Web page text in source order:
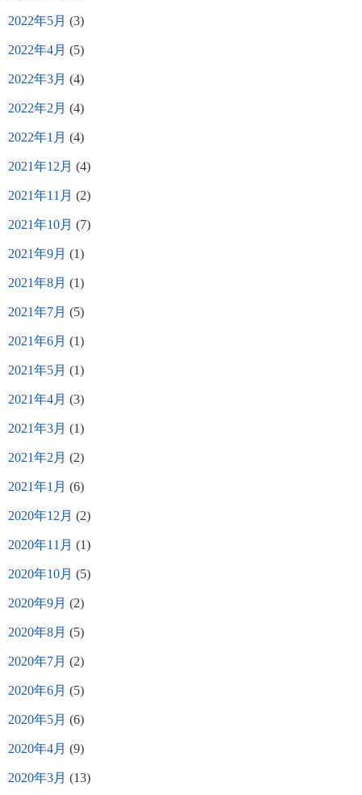
2022年5月 (3)
2022年4月 (5)
2022年3月 (4)
2022年2月 (4)
2022年1月 (4)
2021年12月 (4)
2021年11月 (2)
2021年10月 (7)
2021年9月 (1)
2021年8月 (1)
2021年7月 (5)
2021年6月 (1)
2021年5月 (1)
2021年4月 (3)
2021年3月 (1)
2021年2月 (2)
2021年1月 (6)
2020年12月 (2)
2020年11月 (1)
2020年10月 (5)
2020年9月 (2)
2020年8月 (5)
2020年7月 (2)
2020年6月 (5)
2020年5月 (6)
2020年4月 (9)
2020年3月 (13)